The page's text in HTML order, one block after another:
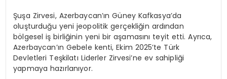
Şuşa Zirvesi, Azerbaycan’ın Güney Kafkasya’da
oluşturduğu yeni jeopolitik gerçekliğin ardından
bölgesel iş birliğinin yeni bir aşamasını teyit etti. Ayrıca,
Azerbaycan’ın Gebele kenti, Ekim 2025’te Türk
Devletleri Teşkilatı Liderler Zirvesi’ne ev sahipliği
yapmaya hazırlanıyor.